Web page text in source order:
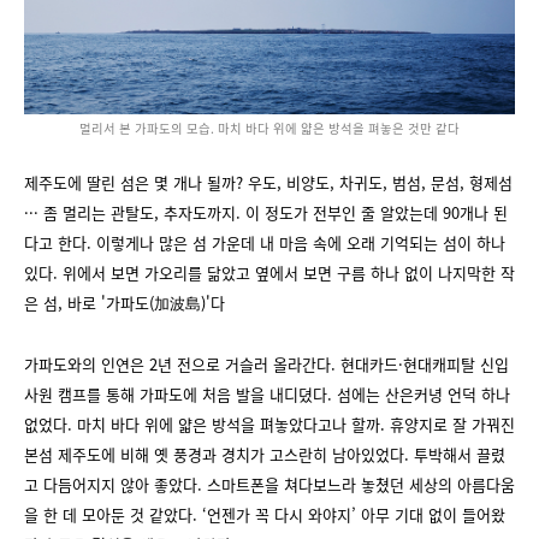
멀리서 본 가파도의 모습. 마치 바다 위에 얇은 방석을 펴놓은 것만 같다
제주도에 딸린 섬은 몇 개나 될까? 우도, 비양도, 차귀도, 범섬, 문섬, 형제섬
··· 좀 멀리는 관탈도, 추자도까지. 이 정도가 전부인 줄 알았는데 90개나 된
다고 한다. 이렇게나 많은 섬 가운데 내 마음 속에 오래 기억되는 섬이 하나
있다. 위에서 보면 가오리를 닮았고 옆에서 보면 구름 하나 없이 나지막한 작
은 섬, 바로 '가파도(加波島)'다
가파도와의 인연은 2년 전으로 거슬러 올라간다. 현대카드·현대캐피탈 신입
사원 캠프를 통해 가파도에 처음 발을 내디뎠다. 섬에는 산은커녕 언덕 하나
없었다. 마치 바다 위에 얇은 방석을 펴놓았다고나 할까. 휴양지로 잘 가꿔진
본섬 제주도에 비해 옛 풍경과 경치가 고스란히 남아있었다. 투박해서 끌렸
고 다듬어지지 않아 좋았다. 스마트폰을 쳐다보느라 놓쳤던 세상의 아름다움
을 한 데 모아둔 것 같았다. ‘언젠가 꼭 다시 와야지’ 아무 기대 없이 들어왔